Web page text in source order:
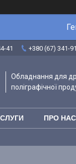
41 +380 (67) 341-
Обладнання для
поліграфічної
ПРО НАС